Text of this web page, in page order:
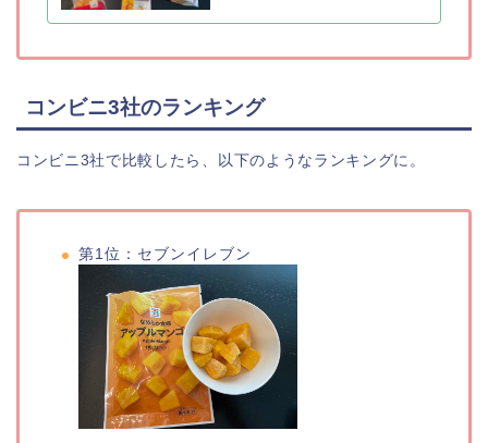
コンビニ3社のランキング
コンビニ3社で比較したら、以下のようなランキングに。
第1位：セブンイレブン